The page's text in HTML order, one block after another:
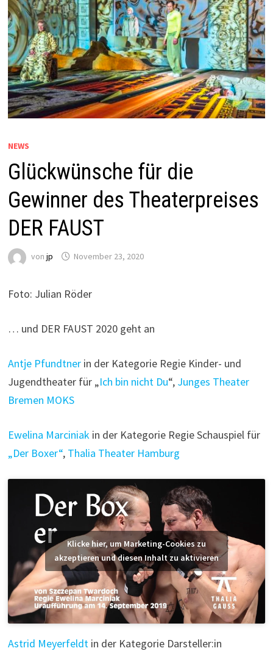
NEWS
Glückwünsche für die
Gewinner des Theaterpreises
DER FAUST
vonjp November 23, 2020
Foto: Julian Röder
… und DER FAUST 2020 geht an
Antje Pfundtner in der Kategorie Regie Kinder- und
Jugendtheater für „Ich bin nicht Du“, Junges Theater
Bremen MOKS
Ewelina Marciniak in der Kategorie Regie Schauspiel für
„Der Boxer“, Thalia Theater Hamburg
Klicke hier, um Marketing-Cookies zu
akzeptieren und diesen Inhalt zu aktivieren
Astrid Meyerfeldt in der Kategorie Darsteller:in